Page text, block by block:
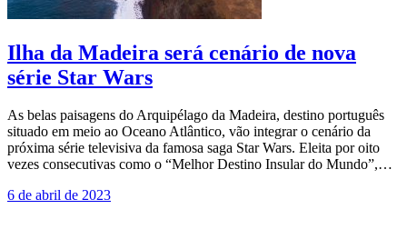
Ilha da Madeira será cenário de nova
série Star Wars
As belas paisagens do Arquipélago da Madeira, destino português
situado em meio ao Oceano Atlântico, vão integrar o cenário da
próxima série televisiva da famosa saga Star Wars. Eleita por oito
vezes consecutivas como o “Melhor Destino Insular do Mundo”,…
6 de abril de 2023